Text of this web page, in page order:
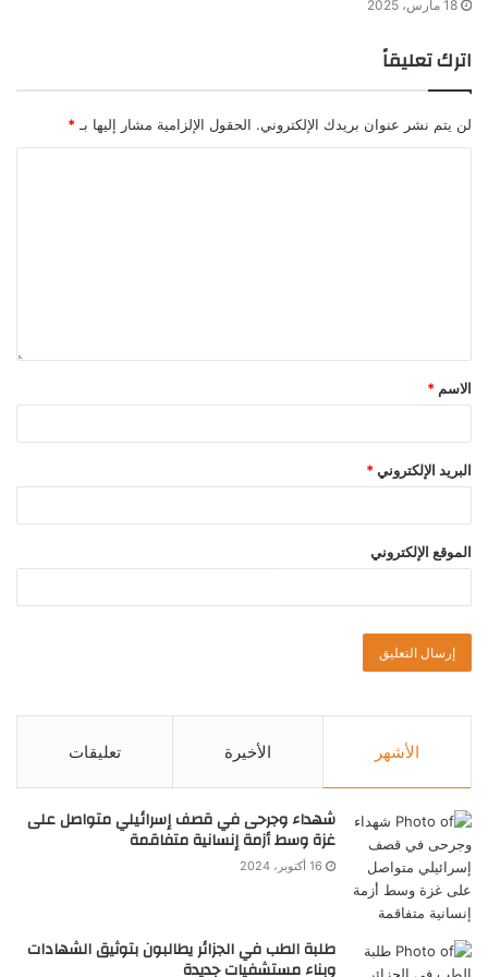
18 مارس، 2025
اترك تعليقاً
لن يتم نشر عنوان بريدك الإلكتروني. الحقول الإلزامية مشار إليها بـ *
الاسم *
البريد الإلكتروني *
الموقع الإلكتروني
الأشهر الأخيرة تعليقات
شهداء وجرحى في قصف إسرائيلي متواصل على
غزة وسط أزمة إنسانية متفاقمة
16 أكتوبر، 2024
طلبة الطب في الجزائر يطالبون بتوثيق الشهادات
وبناء مستشفيات جديدة